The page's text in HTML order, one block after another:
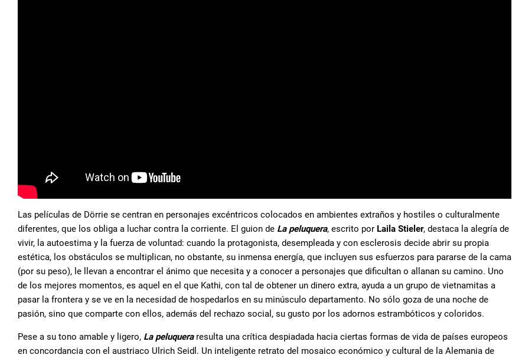
Las películas de Dörrie se centran en personajes excéntricos colocados en ambientes extraños y hostiles o culturalmente
diferentes, que los obliga a luchar contra la corriente. El guion de La peluquera, escrito por Laila Stieler, destaca la alegría de
vivir, la autoestima y la fuerza de voluntad: cuando la protagonista, desempleada y con esclerosis decide abrir su propia
estética, los obstáculos se multiplican, no obstante, su inmensa energía, que incluyen sus esfuerzos para pararse de la cama
(por su peso), le llevan a encontrar el ánimo que necesita y a conocer a personajes que dificultan o allanan su camino. Uno
de los mejores momentos, es aquel en el que Kathi, con tal de obtener un dinero extra, ayuda a un grupo de vietnamitas a
pasar la frontera y se ve en la necesidad de hospedarlos en su minúsculo departamento. No sólo goza de una noche de
pasión, sino que comparte con ellos, además del rechazo social, su gusto por los adornos estrambóticos y coloridos.
Pese a su tono amable y ligero, La peluqueraresulta una crítica despiadada hacia ciertas formas de vida de países europeos
en concordancia con el austriaco Ulrich Seidl. Un inteligente retrato del mosaico económico y cultural de la Alemania de